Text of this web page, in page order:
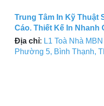
Trung Tâm In Kỹ Thuật
Cáo. Thiết Kế In Nhanh
Địa chỉ: L1 Toà Nhà
Phường 5, Bình Thạnh,